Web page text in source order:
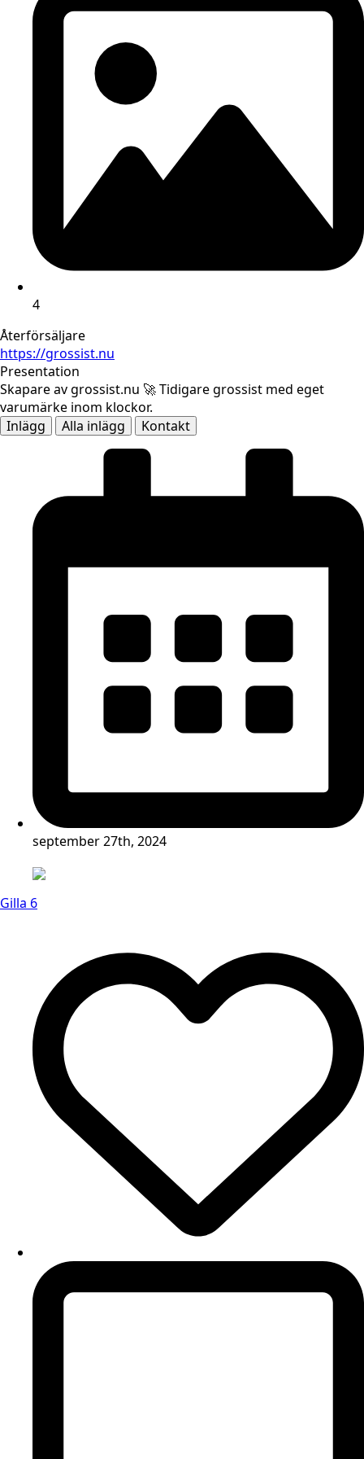
4
Återförsäljare
https://grossist.nu
Presentation
Skapare av grossist.nu 🚀 Tidigare grossist med eget
varumärke inom klockor.
Inlägg
Alla inlägg Kontakt
september 27th, 2024
Gilla 6